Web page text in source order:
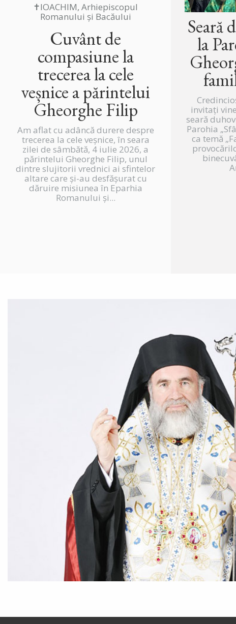
✝IOACHIM, Arhiepiscopul
Romanului și Bacăului
Cuvânt de
compasiune la
trecerea la cele
veșnice a părintelui
Gheorghe Filip
Am aflat cu adâncă durere despre
trecerea la cele veșnice, în seara
zilei de sâmbătă, 4 iulie 2026, a
părintelui Gheorghe Filip, unul
dintre slujitorii vrednici ai sfintelor
altare care și-au desfășurat cu
dăruire misiunea în Eparhia
Romanului și...
Seară
la
invitați
seară
Parohia
ca temă